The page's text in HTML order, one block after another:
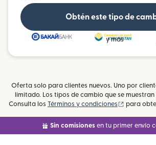
Obtén este tipo de
y más
Oferta solo para clientes nuevos. Uno por
limitado. Los tipos de cambio que se
Consulta los Términos y condiciones (se abre
para
Sin comisiones en tu primer envío